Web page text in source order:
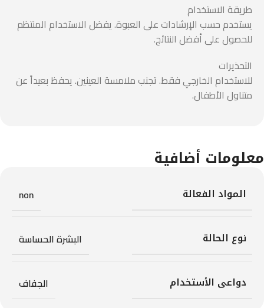
طريقة الاستخدام
يستخدم حسب الإرشادات على العبوة. يفضل الاستخدام المنتظم
للحصول على أفضل النتائج.
التحذيرات
للاستخدام الخارجي فقط. تجنب ملامسة العينين. يحفظ بعيداً عن
متناول الأطفال.
معلومات أضافية
المواد الفعالة non
نوع الحالة البشرة الحساسة
دواعى الأستخدام الجفاف